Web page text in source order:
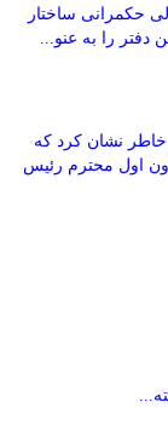
حکمرانی ساختار
نشان کرد که
اول محترم رئیس